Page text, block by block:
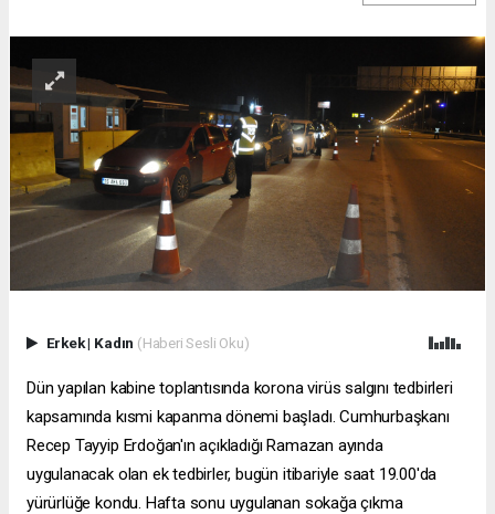
Erkek| Kadın (Haberi Sesli Oku)
Dün yapılan kabine toplantısında korona virüs salgını tedbirleri
kapsamında kısmi kapanma dönemi başladı. Cumhurbaşkanı
Recep Tayyip Erdoğan'ın açıkladığı Ramazan ayında
uygulanacak olan ek tedbirler, bugün itibariyle saat 19.00'da
yürürlüğe kondu. Hafta sonu uygulanan sokağa çıkma